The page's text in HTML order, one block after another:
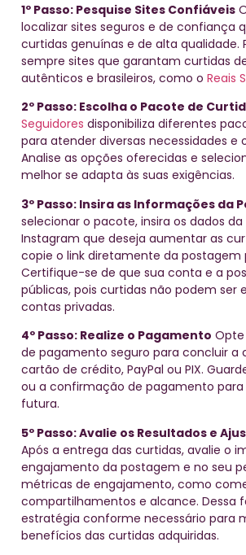
1º Passo: Pesquise Sites Confiáveis
localizar sites seguros e de confiança
curtidas genuínas e de alta qualidade.
sempre sites que garantam curtidas
autênticos e brasileiros, como o Reais
2º Passo: Escolha o Pacote de
Seguidores disponibiliza diferentes
para atender diversas necessidades e
Analise as opções oferecidas e
melhor se adapta às suas exigências.
3º Passo: Insira as Informações da
selecionar o pacote, insira os dados da
Instagram que deseja aumentar as
copie o link diretamente da postagem
Certifique-se de que sua conta e a
públicas, pois curtidas não podem ser
contas privadas.
4º Passo: Realize o Pagamento
de pagamento seguro para concluir a
cartão de crédito, PayPal ou PIX.
ou a confirmação de pagamento
futura.
5º Passo: Avalie os Resultados e
Após a entrega das curtidas, avalie o
engajamento da postagem e no seu
métricas de engajamento, como
compartilhamentos e alcance. Dessa
estratégia conforme necessário para
benefícios das curtidas adquiridas.